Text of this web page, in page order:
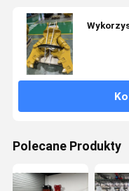
Polecane Produkty